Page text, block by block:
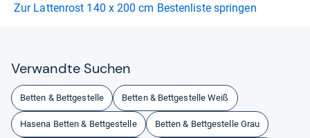
Zur Lattenrost 140 x 200 cm Bestenliste springen
Ver­wandte Suchen
Betten & Bettgestelle Betten & Bettgestelle Weiß
Hasena Betten & Bettgestelle Betten & Bettgestelle Grau